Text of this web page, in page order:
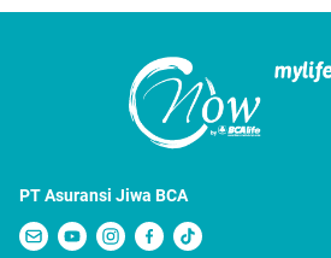
PT Asuransi Jiwa BCA